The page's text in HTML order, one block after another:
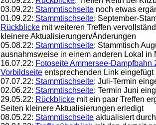
03.09.22: Stammtischseite noch etwas
01.09.22: Stammtischseite: September-
Rückblicke mit weiteren Treffen
kleinere Aktualisierungen/Änderungen
05.08.22: Stammtischseite: Stammtisch
ausnahmsweise in einem anderen Lokal in
16.07.22: Fotoseite Ammersee-Dampfbahn
Vorbildseite entsprechenden Link eingefügt
07.07.22: Stammtischseite: Juli-Termin
02.06.22: Stammtischseite: Termin Juni
29.05.22: Rückblicke mit ein paar Treffen
Seiten kleinere Aktualisierungen erledigt
08.05.22: Stammtischseite aktualisiert